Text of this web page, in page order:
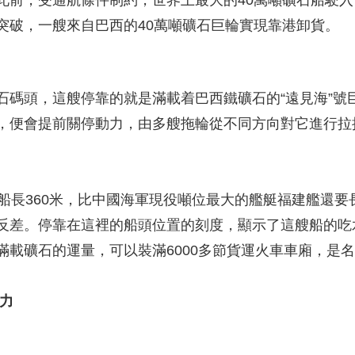
，一艘來自巴西的40萬噸礦石巨輪實現靠港卸貨。
，這艘停靠的就是滿載着巴西鐵礦石的“遠見海”號
便會提前關停動力，由多艘拖輪從不同方向對它進行
米，比中國海軍現役噸位最大的艦艇福建艦還要
差。停靠在這裡的船頭位置的刻度，顯示了這艘船的
礦石的運量，可以裝滿6000多節貨運火車車廂，是